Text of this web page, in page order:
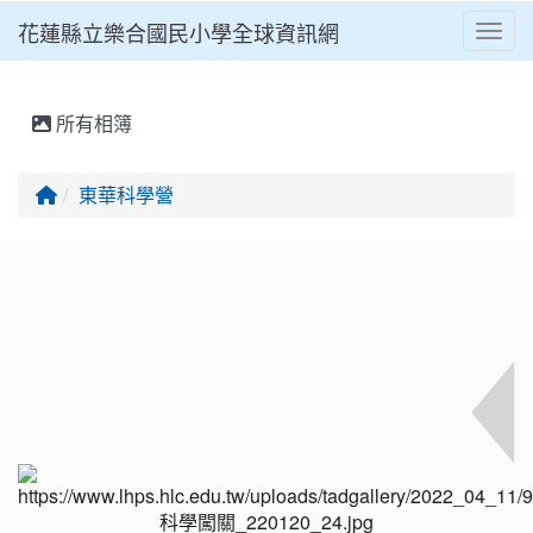
⏸
花蓮縣立樂合國民小學全球資訊網
所有相簿
回首頁
東華科學營